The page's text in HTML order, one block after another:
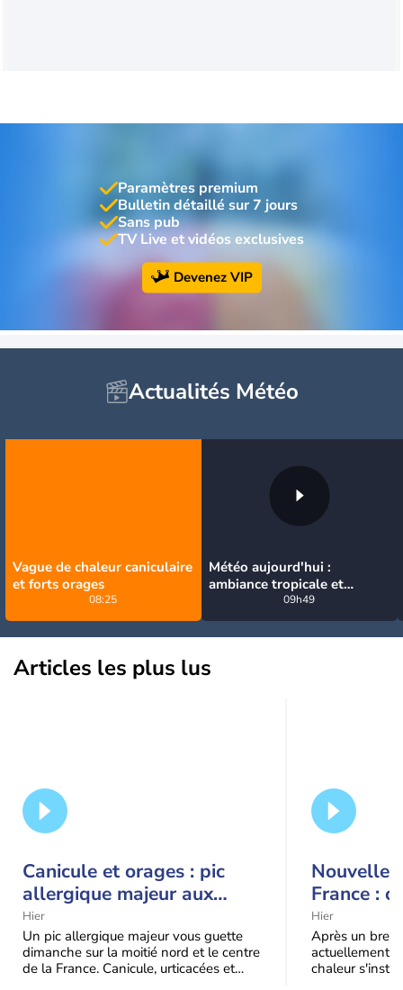
Paramètres premium
Bulletin détaillé sur 7 jours
Sans pub
TV Live et vidéos exclusives
Devenez VIP
Actualités Météo
Vague de chaleur caniculaire
et forts orages
08:25
Météo aujourd'hui :
ambiance tropicale et
orageuse ce dimanche
09h49
Articles les plus lus
Canicule et orages : pic
allergique majeur aux
urticacées sur la moitié
nord
Hier
Un pic allergique majeur vous guette
dimanche sur la moitié nord et le centre
de la France. Canicule, urticacées et
Nouvelle
France :
Hier
Après un bref
actuellement,
chaleur